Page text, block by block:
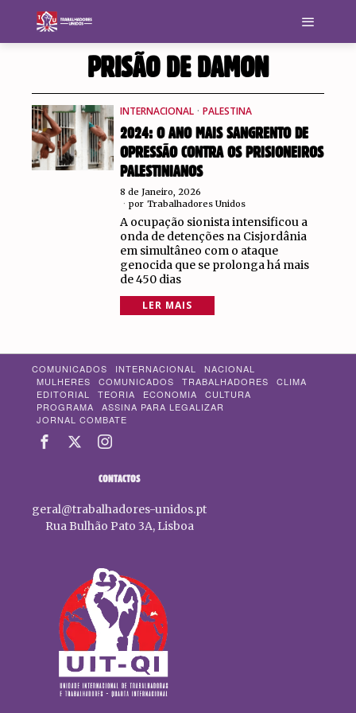
PRISÃO DE DAMON
INTERNACIONAL · PALESTINA
2024: O ANO MAIS SANGRENTO DE
OPRESSÃO CONTRA OS PRISIONEIROS
PALESTINIANOS
8 de Janeiro, 2026
por Trabalhadores Unidos
A ocupação sionista intensificou a
onda de detenções na Cisjordânia
em simultâneo com o ataque
genocida que se prolonga há mais
de 450 dias
LER MAIS
COMUNICADOS INTERNACIONAL
NACIONAL
MULHERES
COMUNICADOS TRABALHADORES
CLIMA
EDITORIAL
TEORIA ECONOMIA
CULTURA
PROGRAMA
ASSINA PARA LEGALIZAR
JORNAL COMBATE
CONTACTOS
geral@trabalhadores-unidos.pt
Rua Bulhão Pato 3A, Lisboa